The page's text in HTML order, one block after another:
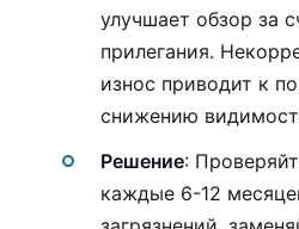
улучшает обзор за
прилегания.
износ приводит к
снижению
Решение:
каждые 6-12